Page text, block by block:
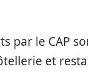
par le CAP
et